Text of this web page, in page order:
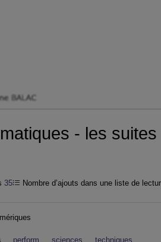
- les
35 Nombre d’ajouts dans une liste de
perform sciences techniques